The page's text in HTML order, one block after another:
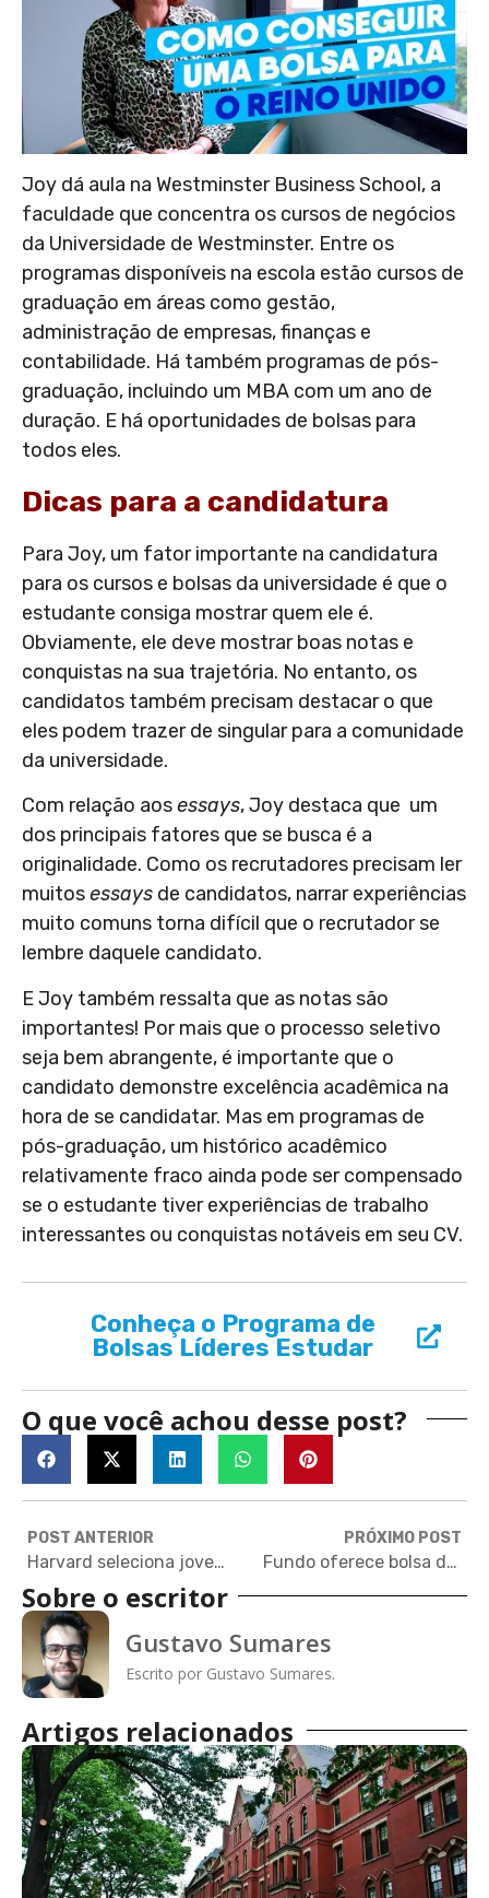
Joy dá aula na Westminster Business School, a
faculdade que concentra os cursos de negócios
da Universidade de Westminster. Entre os
programas disponíveis na escola estão cursos de
graduação em áreas como gestão,
administração de empresas, finanças e
contabilidade. Há também programas de pós-
graduação, incluindo um MBA com um ano de
duração. E há oportunidades de bolsas para
todos eles.
Dicas para a candidatura
Para Joy, um fator importante na candidatura
para os cursos e bolsas da universidade é que o
estudante consiga mostrar quem ele é.
Obviamente, ele deve mostrar boas notas e
conquistas na sua trajetória. No entanto, os
candidatos também precisam destacar o que
eles podem trazer de singular para a comunidade
da universidade.
Com relação aosessays, Joy destaca que um
dos principais fatores que se busca é a
originalidade. Como os recrutadores precisam ler
muitosessays de candidatos, narrar experiências
muito comuns torna difícil que o recrutador se
lembre daquele candidato.
E Joy também ressalta que as notas são
importantes! Por mais que o processo seletivo
seja bem abrangente, é importante que o
candidato demonstre excelência acadêmica na
hora de se candidatar. Mas em programas de
pós-graduação, um histórico acadêmico
relativamente fraco ainda pode ser compensado
se o estudante tiver experiências de trabalho
interessantes ou conquistas notáveis em seu CV.
Conheça o Programa de
Bolsas Líderes Estudar
O que você achou desse post?
POST ANTERIOR
Harvard seleciona jovens para participar de programa de mentoria com tudo pago
PRÓXIMO POST
Fundo oferece bolsa de £120.000 para mestrado em saúde pública
Sobre o escritor
Gustavo Sumares
Escrito por Gustavo Sumares.
Artigos relacionados